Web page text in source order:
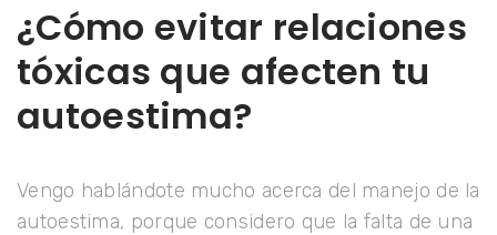
¿Cómo evitar relaciones
tóxicas que afecten tu
autoestima?
Vengo hablándote mucho acerca del manejo de la
autoestima, porque considero que la falta de una